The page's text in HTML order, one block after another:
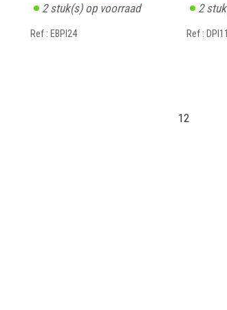
2stuk(s) op voorraad
Ref : EBPI24
2
Ref :
12